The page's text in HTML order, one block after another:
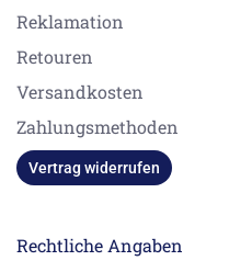
Reklamation
Retouren
Versandkosten
Zahlungsmethoden
Vertrag widerrufen
Rechtliche Angaben